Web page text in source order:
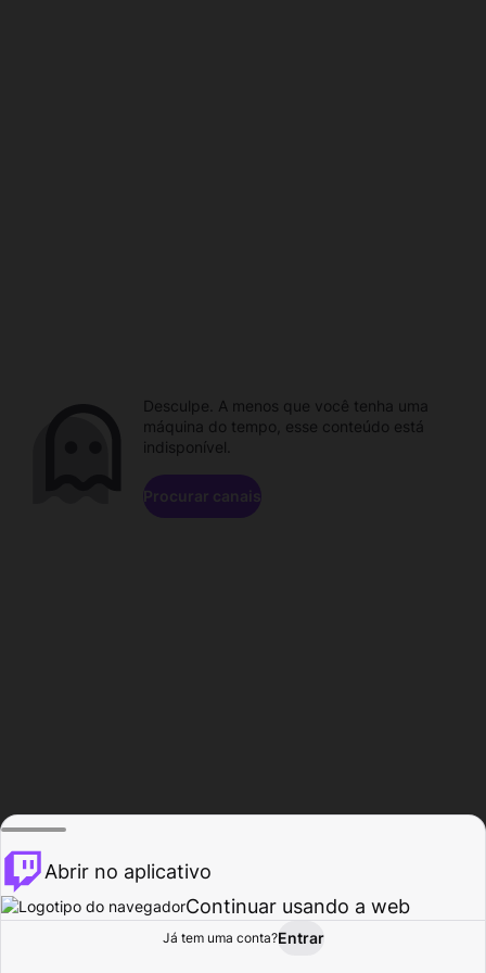
Procurar Atividade
Desculpe. A menos que você tenha uma
máquina do tempo, esse conteúdo está
indisponível.
Procurar canais
Abrir no aplicativo
Continuar usando a web
Já tem uma conta?Entrar